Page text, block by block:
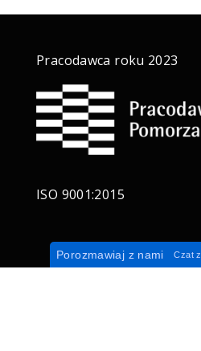
Pracodawca roku 2023
ISO 9001:2015
Porozmawiaj z nami Czat z